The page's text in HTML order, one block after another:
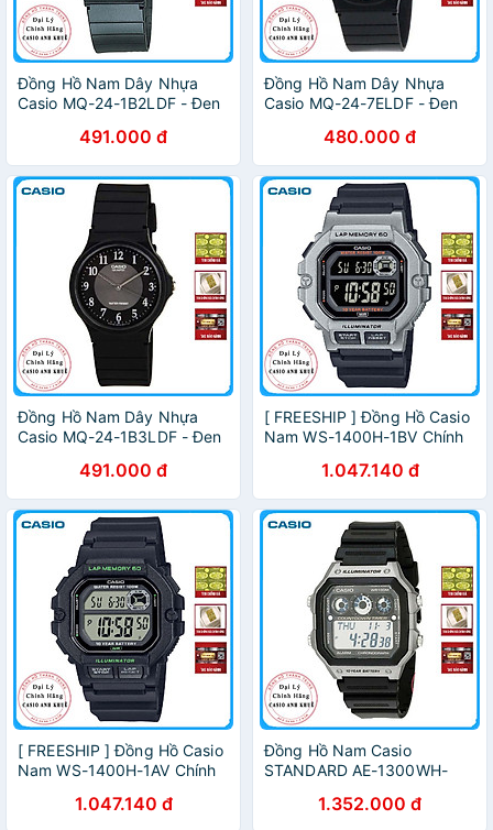
Đồng Hồ Nam Dây Nhựa
Casio MQ-24-1B2LDF - Đen
491.000 đ
Đồng Hồ Nam Dây Nhựa
Casio MQ-24-7ELDF - Đen
480.000 đ
Đồng Hồ Nam Dây Nhựa
Casio MQ-24-1B3LDF - Đen
491.000 đ
[ FREESHIP ] Đồng Hồ Casio
Nam WS-1400H-1BV Chính
1.047.140 đ
[ FREESHIP ] Đồng Hồ Casio
Nam WS-1400H-1AV Chính
1.047.140 đ
Đồng Hồ Nam Casio
STANDARD AE-1300WH-
1.352.000 đ